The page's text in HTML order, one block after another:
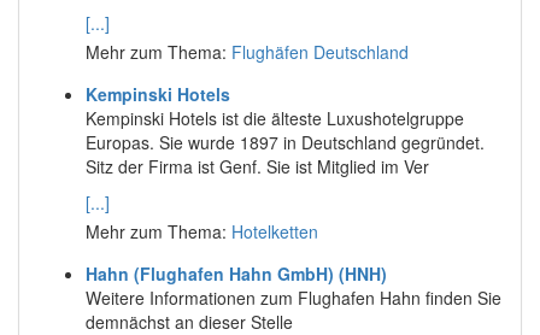
[...]
Mehr zum Thema: Flughäfen Deutschland
Kempinski Hotels
Kempinski Hotels ist die älteste Luxushotelgruppe
Europas. Sie wurde 1897 in Deutschland gegründet.
Sitz der Firma ist Genf. Sie ist Mitglied im Ver
[...]
Mehr zum Thema: Hotelketten
Hahn (Flughafen Hahn GmbH) (HNH)
Weitere Informationen zum Flughafen Hahn finden Sie
demnächst an dieser Stelle